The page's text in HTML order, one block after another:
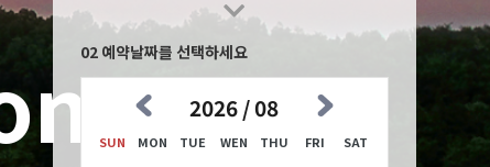
02 예약날짜를 선택하세요
2026 / 08
SUN MON TUE WEN THU FRI SAT